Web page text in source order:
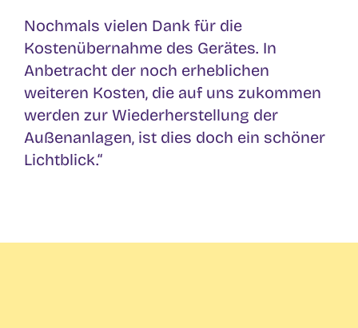
Nochmals vielen Dank für die
Kostenübernahme des Gerätes. In
Anbetracht der noch erheblichen
weiteren Kosten, die auf uns zukommen
werden zur Wiederherstellung der
Außenanlagen, ist dies doch ein schöner
Lichtblick.“